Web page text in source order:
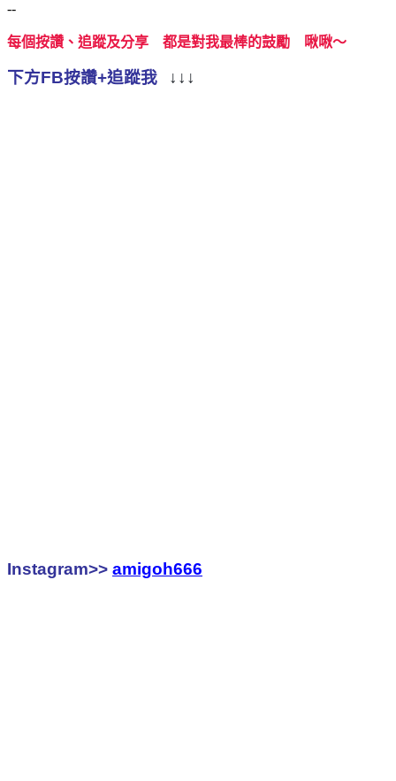
--
每個按讚、追蹤及分享 都是對我最棒的鼓勵 啾啾～
下方FB按讚+追蹤我 ↓↓↓
Instagram>> amigoh666